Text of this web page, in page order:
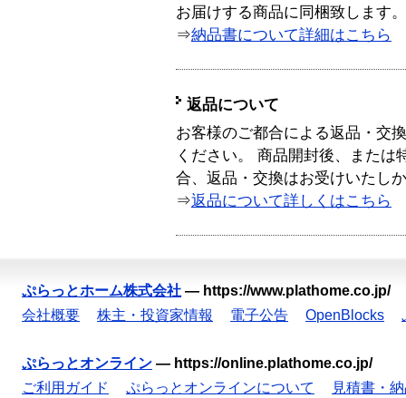
お届けする商品に同梱致します。
⇒納品書について詳細はこちら
返品について
お客様のご都合による返品・交
ください。 商品開封後、または
合、返品・交換はお受けいたし
⇒返品について詳しくはこちら
ぷらっとホーム株式会社 — https://www.plathome.co.jp/
会社概要
株主・投資家情報 電子公告 OpenBlocks
ぷらっとオンライン — https://online.plathome.co.jp/
ご利用ガイド
ぷらっとオンラインについて
見積書・